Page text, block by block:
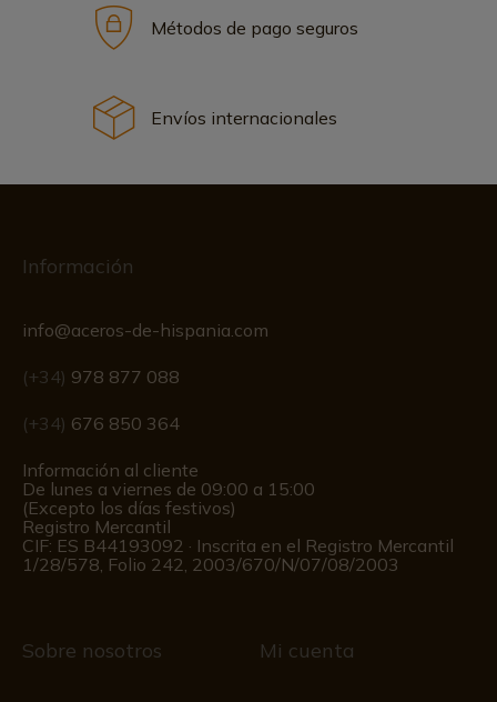
Métodos de pago seguros
Envíos internacionales
Información
info@aceros-de-hispania.com
(+34) 978 877 088
(+34) 676 850 364
Información al cliente
De lunes a viernes de 09:00 a 15:00
(Excepto los días festivos)
Registro Mercantil
CIF: ES B44193092 · Inscrita en el Registro Mercantil
1/28/578, Folio 242, 2003/670/N/07/08/2003
Sobre nosotros Mi cuenta